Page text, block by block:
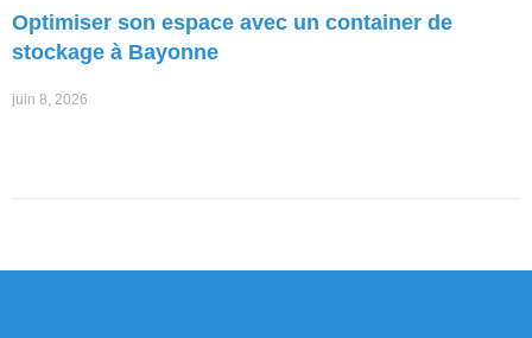
Optimiser son espace avec un container de
stockage à Bayonne
juin 8, 2026